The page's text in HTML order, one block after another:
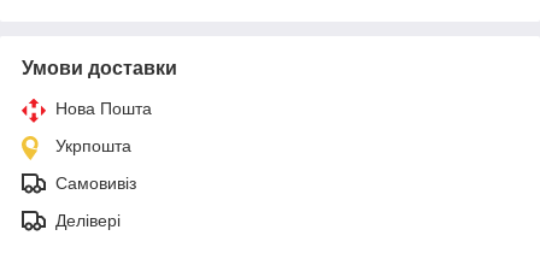
Умови доставки
Нова Пошта
Укрпошта
Самовивіз
Делівері